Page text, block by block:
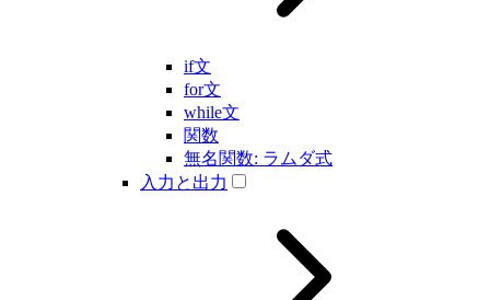
if文
for文
while文
関数
無名関数: ラムダ式
入力と出力